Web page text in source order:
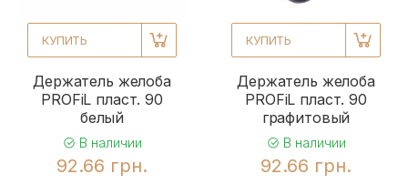
КУПИТЬ
Держатель желоба
PROFiL пласт. 90
белый
В наличии
92.66 грн.
КУПИТЬ
Держатель желоба
PROFiL пласт. 90
графитовый
В наличии
92.66 грн.